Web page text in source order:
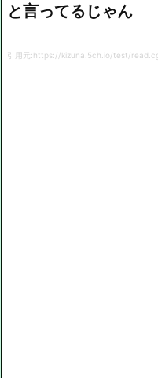
と言ってるじゃん
引用元:https://kizuna.5ch.io/test/